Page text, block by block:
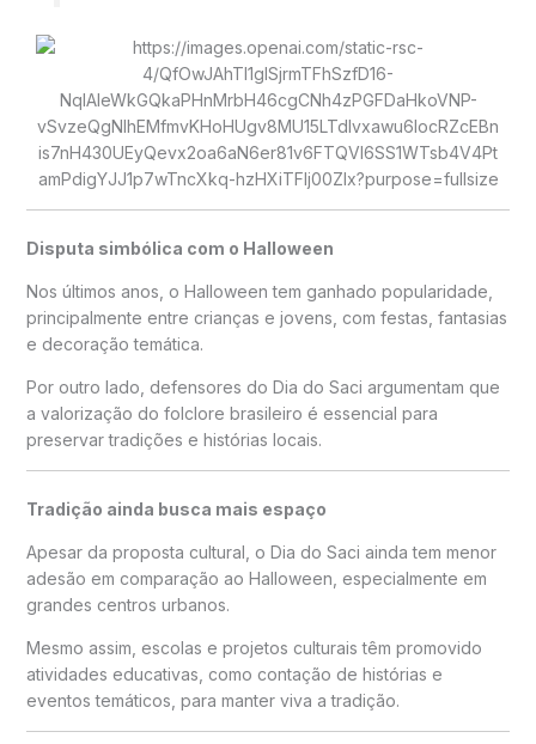
Disputa simbólica com o Halloween
Nos últimos anos, o Halloween tem ganhado popularidade,
principalmente entre crianças e jovens, com festas, fantasias
e decoração temática.
Por outro lado, defensores do Dia do Saci argumentam que
a valorização do folclore brasileiro é essencial para
preservar tradições e histórias locais.
Tradição ainda busca mais espaço
Apesar da proposta cultural, o Dia do Saci ainda tem menor
adesão em comparação ao Halloween, especialmente em
grandes centros urbanos.
Mesmo assim, escolas e projetos culturais têm promovido
atividades educativas, como contação de histórias e
eventos temáticos, para manter viva a tradição.